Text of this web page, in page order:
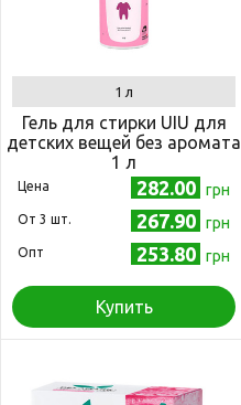
1 л
Гель для стирки UIU для
детских вещей без аромата
1 л
Цена 282.00 грн
Oт 3 шт. 267.90 грн
Опт 253.80 грн
Купить